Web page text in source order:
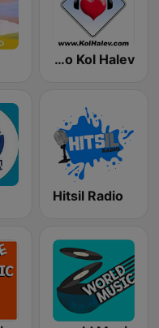
Radio Kol Halev
Hitsil Radio